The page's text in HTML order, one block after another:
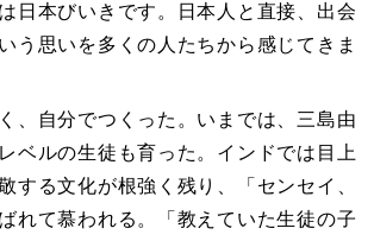
日本びいきです。日本人と直接、出会
う思いを多くの人たちから感じてきま
、自分でつくった。いまでは、三島由
ベルの生徒も育った。インドでは目上
する文化が根強く残り、「センセイ、
れて慕われる。「教えていた生徒の子